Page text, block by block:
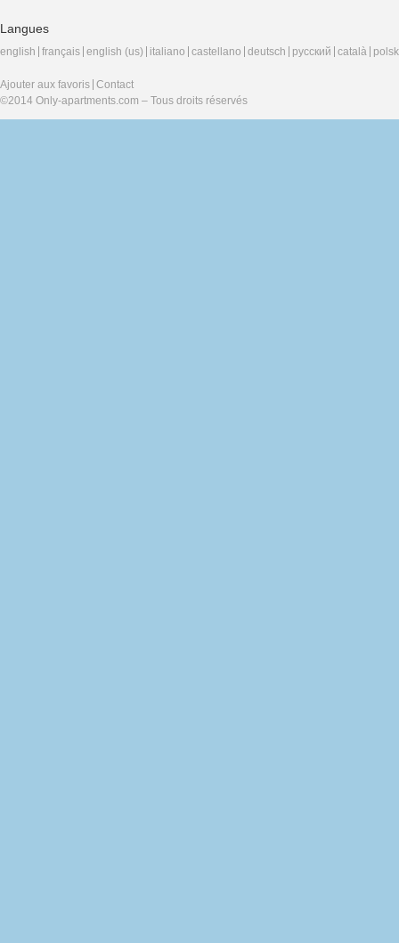
Langues
english français english (us) italiano castellano deutsch русский català
Ajouter aux favoris Contact
©2014 Only-apartments.com – Tous droits réservés